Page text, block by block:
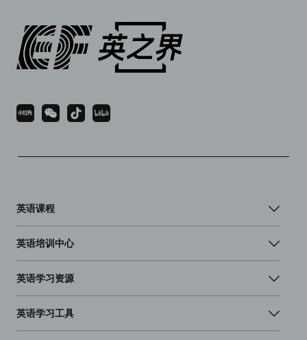
英语课程
英语培训中心
英语学习资源
英语学习工具